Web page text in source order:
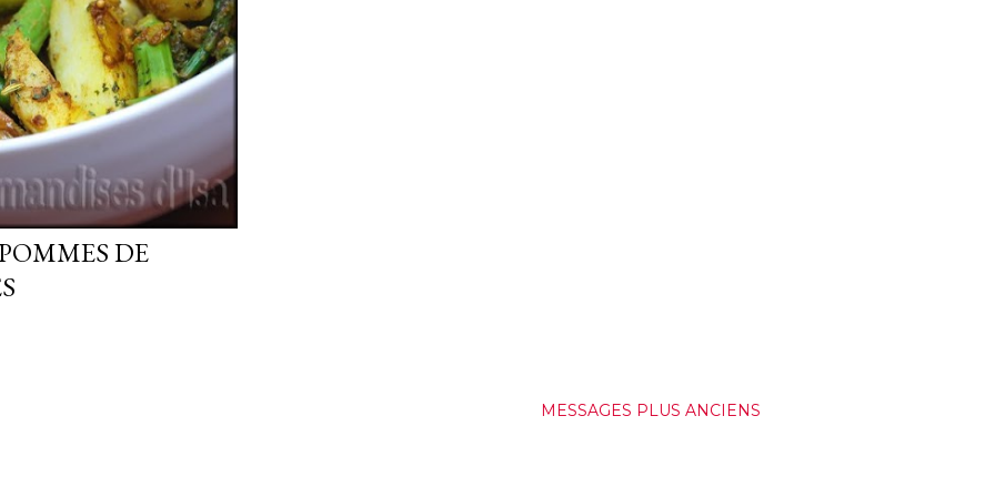
DE
MESSAGES PLUS ANCIENS